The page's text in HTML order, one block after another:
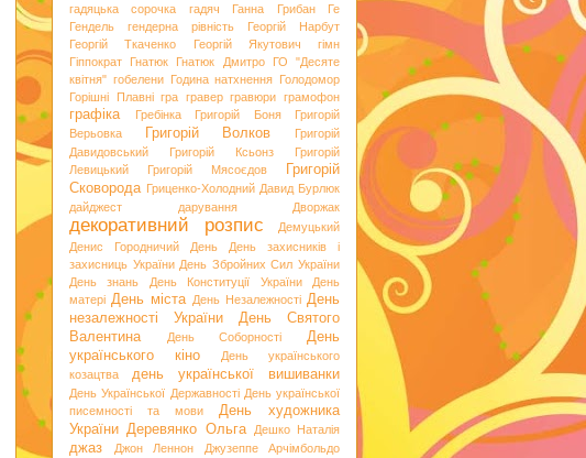
гадяцька сорочка
гадяч Ганна Грибан
Ге
Гендель
гендерна рівність
Георгій Нарбут
Георгій Ткаченко
Георгій Якутович
гімн
Гіппократ
Гнатюк Гнатюк Дмитро
ГО "Десяте
квітня" гобелени Година натхнення Голодомор
Горішні Плавні гра гравер гравюри грамофон
графіка Гребінка Григорій Боня
Григорій
Верьовка
Григорій Волков
Григорій
Давидовський
Григорій Ксьонз
Григорій
Левицький
Григорій Мясоєдов
Григорій
Сковорода Гриценко-Холодний Давид Бурлюк
дайджест
дарування Дворжак
декоративний розпис
Демуцький
Денис Городничий
День
День захисників і
захисниць України День Збройних Сил України
День знань
День Конституції України
День
матері День міста День Незалежності День
незалежності України
День Святого
Валентина
День Соборності
День
українського кіно
День українського
козацтва
день української вишиванки
День Української Державності День української
писемності та мови
День художника
України Деревянко Ольга Дешко Наталія
джаз Джон Леннон
Джузеппе Арчімбольдо